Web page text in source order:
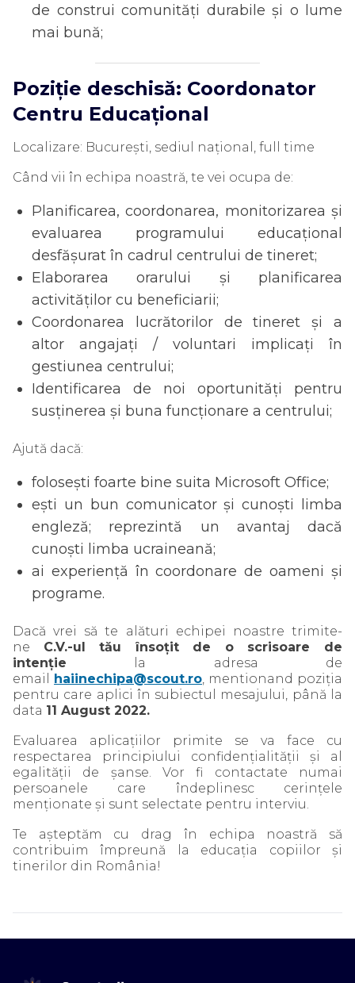
de construi comunități durabile și o lume
mai bună;
Poziție deschisă: Coordonator
Centru Educațional
Localizare: București, sediul național, full time
Când vii în echipa noastră, te vei ocupa de:
Planificarea, coordonarea, monitorizarea și
evaluarea programului educațional
desfășurat în cadrul centrului de tineret;
Elaborarea orarului și planificarea
activităților cu beneficiarii;
Coordonarea lucrătorilor de tineret și a
altor angajați / voluntari implicați în
gestiunea centrului;
Identificarea de noi oportunități pentru
susținerea și buna funcționare a centrului;
Ajută dacă:
folosești foarte bine suita Microsoft Office;
ești un bun comunicator și cunoști limba
engleză; reprezintă un avantaj dacă
cunoști limba ucraineană;
ai experiență în coordonare de oameni și
programe.
Dacă vrei să te alături echipei noastre trimite-
ne C.V.-ul tău însoțit de o scrisoare de
intenție la adresa de
email haiinechipa@scout.ro, mentionand poziția
pentru care aplici în subiectul mesajului, până la
data 11 August 2022.
Evaluarea aplicaţiilor primite se va face cu
respectarea principiului confidenţialităţii şi al
egalităţii de şanse. Vor fi contactate numai
persoanele care îndeplinesc cerinţele
menţionate şi sunt selectate pentru interviu.
Te aşteptăm cu drag în echipa noastră să
contribuim împreună la educația copiilor și
tinerilor din România!